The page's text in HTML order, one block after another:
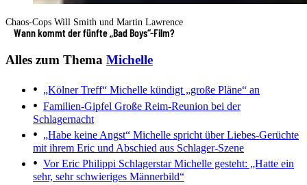
Chaos-Cops Will Smith und Martin Lawrence
Wann kommt der fünfte „Bad Boys“-Film?
Alles zum Thema Michelle
„Kölner Treff“ Michelle kündigt „große Pläne“ an
Familien-Gipfel Große Reim-Reunion bei der
Schlagernacht
„Habe keine Angst“ Michelle spricht über Liebes-Gerüchte
mit ihrem Eric und Abschied aus Schlager-Szene
Vor Eric Philippi Schlagerstar Michelle gesteht: „Hatte ein
sehr, sehr schwieriges Männerbild“